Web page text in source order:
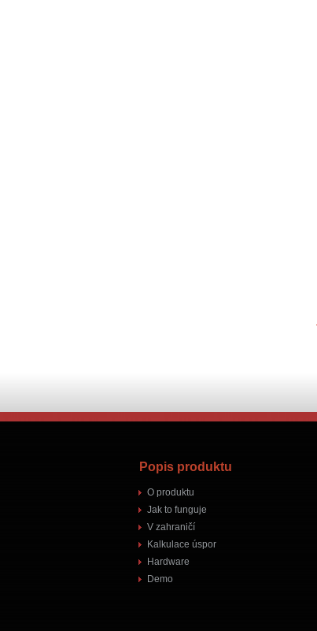
Popis produktu
O produktu
Jak to funguje
V zahraničí
Kalkulace úspor
Hardware
Demo